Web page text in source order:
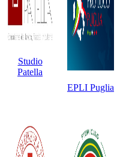
Studio
Patella
EPLI Puglia